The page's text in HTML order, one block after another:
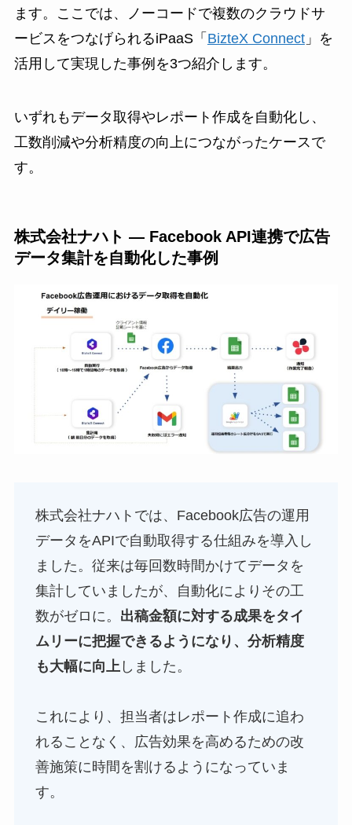
ます。ここでは、ノーコードで複数のクラウドサ
ービスをつなげられるiPaaS「 BizteX Connect」を
活用して実現した事例を3つ紹介します。
いずれもデータ取得やレポート作成を自動化し、
工数削減や分析精度の向上につながったケースで
す。
株式会社ナハト — Facebook API連携で広告
データ集計を自動化した事例
株式会社ナハトでは、Facebook広告の運用
データをAPIで自動取得する仕組みを導入し
ました。従来は毎回数時間かけてデータを
集計していましたが、自動化によりその工
数がゼロに。 出稿金額に対する成果をタイ
ムリーに把握できるようになり、分析精度
も大幅に向上しました。
これにより、担当者はレポート作成に追わ
れることなく、広告効果を高めるための改
善施策に時間を割けるようになっていま
す。